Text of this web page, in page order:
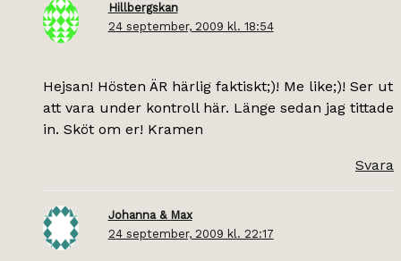
Hillbergskan
24 september, 2009 kl. 18:54
Hejsan! Hösten ÄR härlig faktiskt;)! Me like;)! Ser ut
att vara under kontroll här. Länge sedan jag tittade
in. Sköt om er! Kramen
Svara
Johanna & Max
24 september, 2009 kl. 22:17